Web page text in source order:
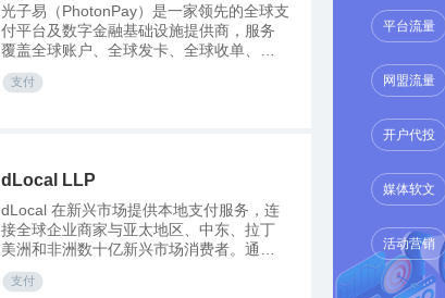
光子易（PhotonPay）是一家领先的全球支
付平台及数字金融基础设施提供商，服务
覆盖全球账户、全球发卡、全球收单、全
球分发、汇兑管理和嵌入式金融等领域，
致力于为全球企业提供安全、高效的数字
支付
dLocal LLP
dLocal 在新兴市场提供本地支付服务，连
接全球企业商家与亚太地区、中东、拉丁
美洲和非洲数十亿新兴市场消费者。通
过“一站式 dLocal”理念（一个直接 API、一
个平台和一个合同），全球公司无需管理
支付
平台流量
网盟流量
开户代投
媒体软文
活动营销